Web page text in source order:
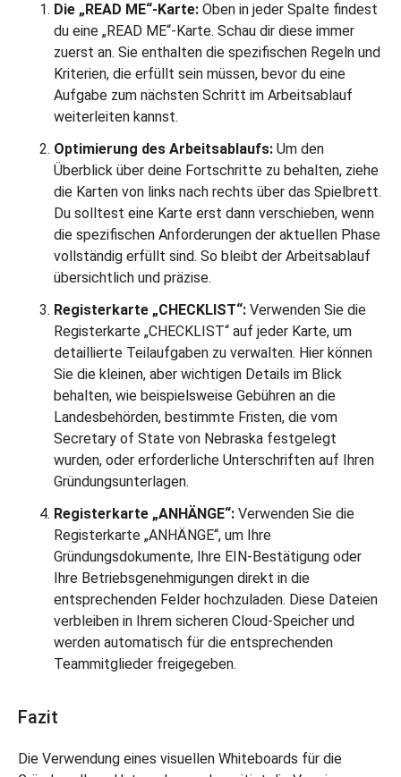
Die „READ ME“-Karte: Oben in jeder Spalte findest
du eine „READ ME“-Karte. Schau dir diese immer
zuerst an. Sie enthalten die spezifischen Regeln und
Kriterien, die erfüllt sein müssen, bevor du eine
Aufgabe zum nächsten Schritt im Arbeitsablauf
weiterleiten kannst.
Optimierung des Arbeitsablaufs: Um den
Überblick über deine Fortschritte zu behalten, ziehe
die Karten von links nach rechts über das Spielbrett.
Du solltest eine Karte erst dann verschieben, wenn
die spezifischen Anforderungen der aktuellen Phase
vollständig erfüllt sind. So bleibt der Arbeitsablauf
übersichtlich und präzise.
Registerkarte „CHECKLIST“: Verwenden Sie die
Registerkarte „CHECKLIST“ auf jeder Karte, um
detaillierte Teilaufgaben zu verwalten. Hier können
Sie die kleinen, aber wichtigen Details im Blick
behalten, wie beispielsweise Gebühren an die
Landesbehörden, bestimmte Fristen, die vom
Secretary of State von Nebraska festgelegt
wurden, oder erforderliche Unterschriften auf Ihren
Gründungsunterlagen.
Registerkarte „ANHÄNGE“: Verwenden Sie die
Registerkarte „ANHÄNGE“, um Ihre
Gründungsdokumente, Ihre EIN-Bestätigung oder
Ihre Betriebsgenehmigungen direkt in die
entsprechenden Felder hochzuladen. Diese Dateien
verbleiben in Ihrem sicheren Cloud-Speicher und
werden automatisch für die entsprechenden
Teammitglieder freigegeben.
Fazit
Die Verwendung eines visuellen Whiteboards für die